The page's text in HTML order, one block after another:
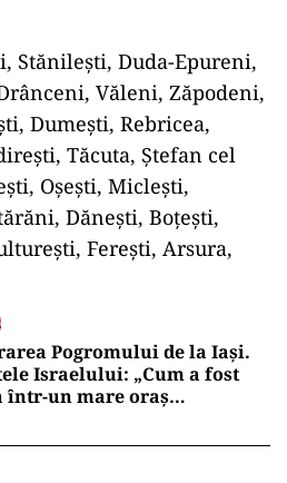
Stănilești, Duda-Epureni,
Văleni, Zăpodeni,
Dumești, Rebricea,
Tăcuta, Ștefan cel
Oșești, Miclești,
Dănești, Boțești,
Ferești, Arsura,
Pogromului de la Iași.
Israelului: „Cum a fost
într-un mare oraș
din om?”